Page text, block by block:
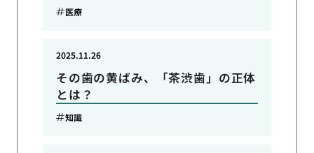
医療
その歯の黄ばみ、「茶渋歯」の正体
とは？
2025.11.26
知識